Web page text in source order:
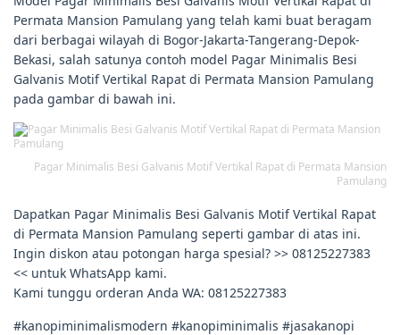
Permata Mansion Pamulang yang telah kami buat beragam
dari berbagai wilayah di Bogor-Jakarta-Tangerang-Depok-
Bekasi, salah satunya contoh model Pagar Minimalis Besi
Galvanis Motif Vertikal Rapat di Permata Mansion Pamulang
pada gambar di bawah ini.
Pagar Minimalis Besi Galvanis Motif Vertikal Rapat di Permata Mansion
Pamulang
Dapatkan Pagar Minimalis Besi Galvanis Motif Vertikal Rapat
di Permata Mansion Pamulang seperti gambar di atas ini.
Ingin diskon atau potongan harga spesial? >> 08125227383
<< untuk WhatsApp kami.
Kami tunggu orderan Anda WA: 08125227383
#kanopiminimalismodern #kanopiminimalis #jasakanopi